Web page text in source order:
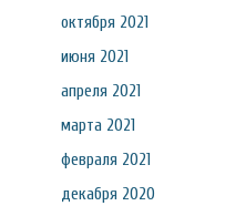
октября 2021
июня 2021
апреля 2021
марта 2021
февраля 2021
декабря 2020